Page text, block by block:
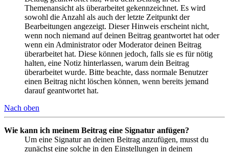
Themenansicht als überarbeitet gekennzeichnet. Es wird
sowohl die Anzahl als auch der letzte Zeitpunkt der
Bearbeitungen angezeigt. Dieser Hinweis erscheint nicht,
wenn noch niemand auf deinen Beitrag geantwortet hat oder
wenn ein Administrator oder Moderator deinen Beitrag
überarbeitet hat. Diese können jedoch, falls sie es für nötig
halten, eine Notiz hinterlassen, warum dein Beitrag
überarbeitet wurde. Bitte beachte, dass normale Benutzer
einen Beitrag nicht löschen können, wenn bereits jemand
darauf geantwortet hat.
Nach oben
Wie kann ich meinem Beitrag eine Signatur anfügen?
Um eine Signatur an deinen Beitrag anzufügen, musst du
zunächst eine solche in den Einstellungen in deinem